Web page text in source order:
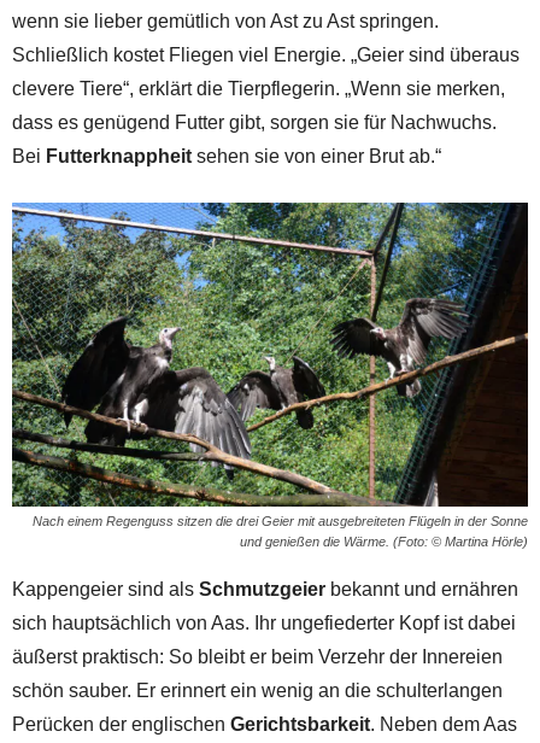
wenn sie lieber gemütlich von Ast zu Ast springen.
Schließlich kostet Fliegen viel Energie. „Geier sind überaus
clevere Tiere“, erklärt die Tierpflegerin. „Wenn sie merken,
dass es genügend Futter gibt, sorgen sie für Nachwuchs.
Bei Futterknappheit sehen sie von einer Brut ab.“
Nach einem Regenguss sitzen die drei Geier mit ausgebreiteten Flügeln in der Sonne
und genießen die Wärme. (Foto: © Martina Hörle)
Kappengeier sind als Schmutzgeier bekannt und ernähren
sich hauptsächlich von Aas. Ihr ungefiederter Kopf ist dabei
äußerst praktisch: So bleibt er beim Verzehr der Innereien
schön sauber. Er erinnert ein wenig an die schulterlangen
Perücken der englischen Gerichtsbarkeit. Neben dem Aas